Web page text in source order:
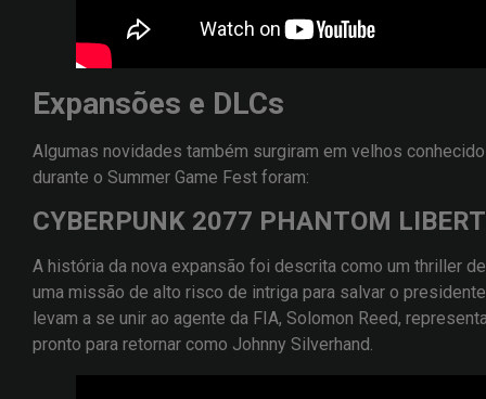
Expansões e DLCs
Algumas novidades também surgiram em velhos
durante o Summer Game Fest foram:
CYBERPUNK 2077 PHANTOM
A história da nova expansão foi descrita como um thriller
uma missão de alto risco de intriga para salvar o
levam a se unir ao agente da FIA, Solomon Reed,
pronto para retornar como Johnny Silverhand.